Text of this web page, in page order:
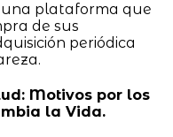
plataforma que
de sus
periódica
Motivos por los
la Vida.